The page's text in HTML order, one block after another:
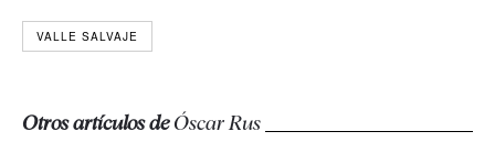
VALLE SALVAJE
Otros artículos deÓscar Rus